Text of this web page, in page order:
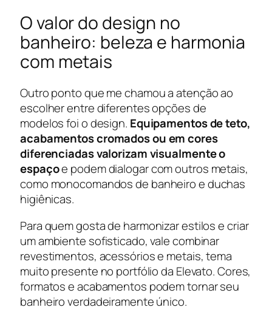
O valor do design no
banheiro: beleza e harmonia
com metais
Outro ponto que me chamou a atenção ao
escolher entre diferentes opções de
modelos foi o design. Equipamentos de teto,
acabamentos cromados ou em cores
diferenciadas valorizam visualmente o
espaçoe podem dialogar com outros metais,
como monocomandos de banheiro e duchas
higiênicas.
Para quem gosta de harmonizar estilos e criar
um ambiente sofisticado, vale combinar
revestimentos, acessórios e metais, tema
muito presente no portfólio da Elevato. Cores,
formatos e acabamentos podem tornar seu
banheiro verdadeiramente único.